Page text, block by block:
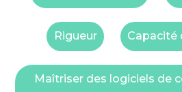
Rigueur Capacité
Maîtriser des logiciels de